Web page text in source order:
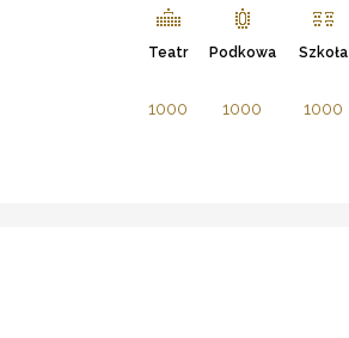
Teatr Podkowa Szkoła
1000 1000 1000